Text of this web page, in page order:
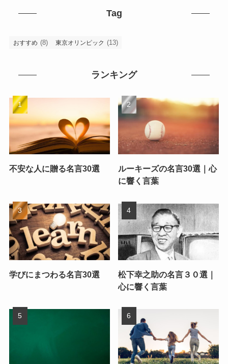
Tag
おすすめ (8) 東京オリンピック (13)
ランキング
不安な人に贈る名言30選
ルーキーズの名言30選｜心
に響く言葉
学びにまつわる名言30選
松下幸之助の名言３０選｜
心に響く言葉